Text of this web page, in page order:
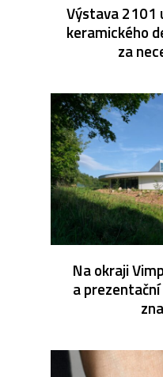
Výstava 2101
keramického
za
Na okraji
a